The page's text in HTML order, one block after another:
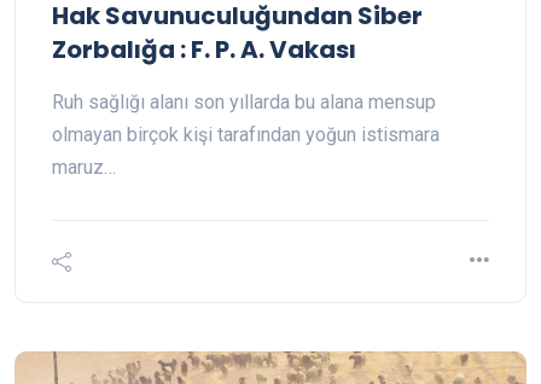
Hak Savunuculuğundan Siber
Zorbalığa : F. P. A. Vakası
Ruh sağlığı alanı son yıllarda bu alana mensup
olmayan birçok kişi tarafından yoğun istismara
maruz…